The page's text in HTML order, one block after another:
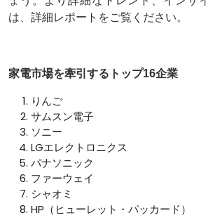
は、詳細レポートをご覧ください。
家電市場を牽引するトップ16企業
りんご
サムスン電子
ソニー
LGエレクトロニクス
パナソニック
ファーウェイ
シャオミ
HP（ヒューレット・パッカード）